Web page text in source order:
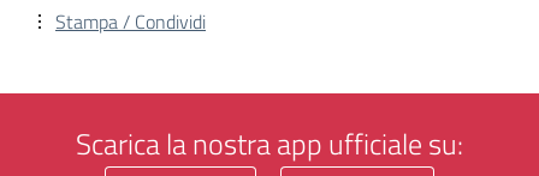
Stampa / Condividi
Scarica la nostra app ufficiale su: